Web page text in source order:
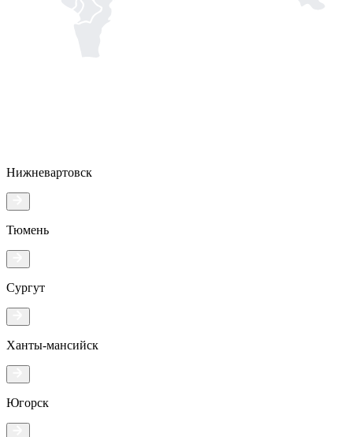
Нижневартовск
Тюмень
Сургут
Ханты-мансийск
Югорск